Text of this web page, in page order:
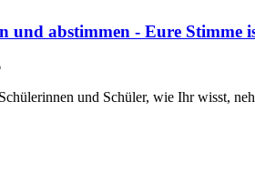
und abstimmen - Eure Stimme
und Schüler, wie Ihr wisst,